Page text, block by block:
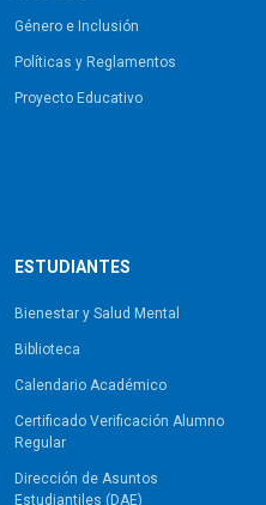
Género e Inclusión
Políticas y Reglamentos​
Proyecto Educativo
ESTUDIANTES
Bienestar y Salud Mental
Biblioteca
Calendario Académico
Certificado Verificación Alumno
Regular
Dirección de Asuntos
Estudiantiles (DAE)